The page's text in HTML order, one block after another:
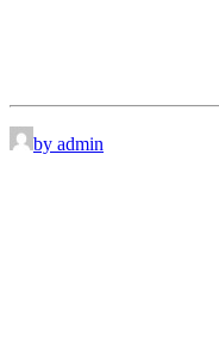
by admin